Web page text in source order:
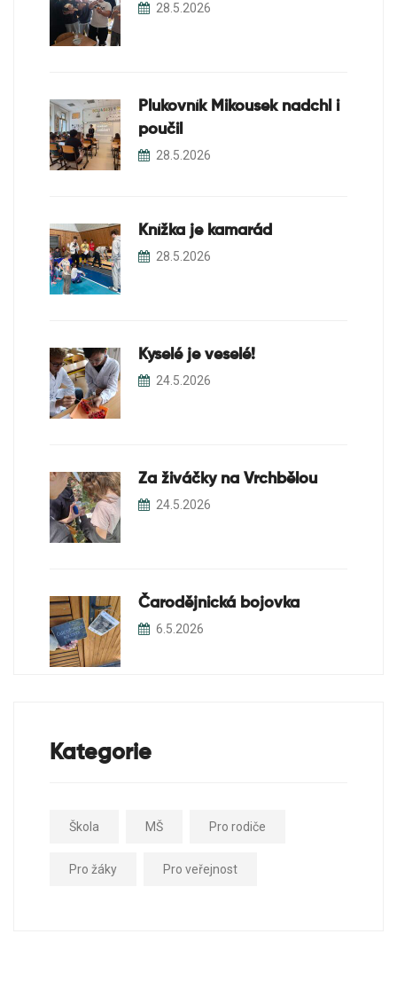
28.5.2026
Plukovník Mikousek nadchl i
poučil
28.5.2026
Knížka je kamarád
28.5.2026
Kyselé je veselé!
24.5.2026
Za živáčky na Vrchbělou
24.5.2026
Čarodějnická bojovka
6.5.2026
Kategorie
Škola MŠ Pro rodiče
Pro žáky Pro veřejnost